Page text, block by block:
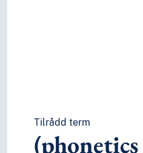
Tilrådd term